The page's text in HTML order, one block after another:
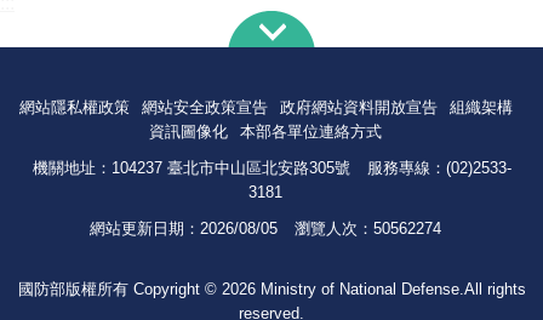
網站隱私權政策 網站安全政策宣告 政府網站資料開放宣告
組織架構
資訊圖像化
本部各單位連絡方式
機關地址：104237 臺北市中山區北安路305號
服務專線：(02)2533-
3181
網站更新日期： 2026/08/05 瀏覽人次： 50562274
國防部版權所有 Copyright © 2026 Ministry of National Defense.All rights
reserved.